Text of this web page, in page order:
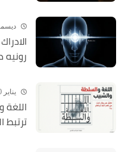
ديسمبر 4, 2025
الادراك
رونيه
يناير 30, 2026
اللغة
ترتبط